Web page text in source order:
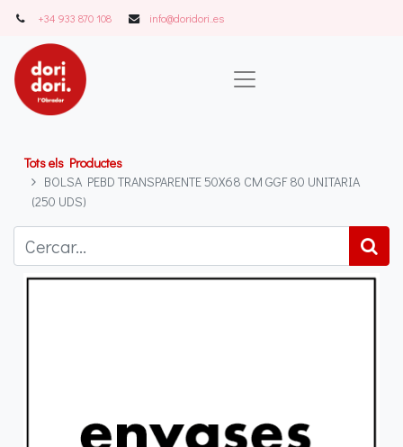
+34 933 870 108 info@doridori..es
Tots els Productes
BOLSA PEBD TRANSPARENTE 50X68 CM GGF 80 UNITARIA
(250 UDS)